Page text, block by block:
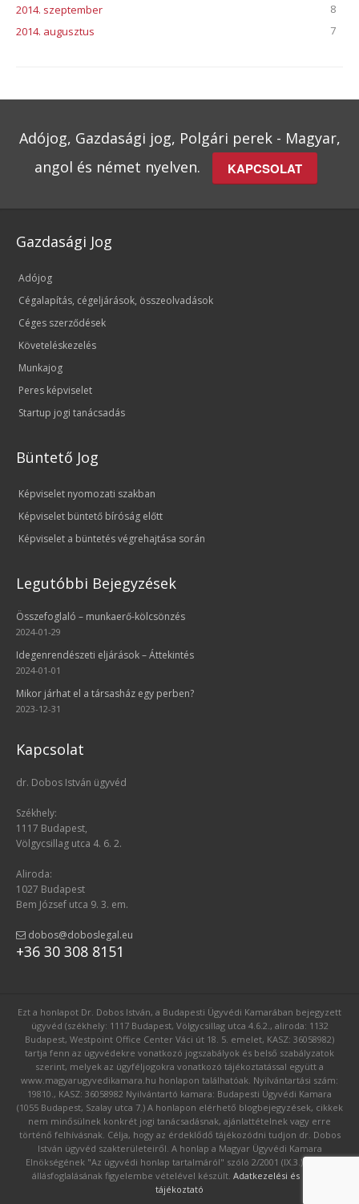
2014. szeptember
8
2014. augusztus
7
Adójog, Gazdasági jog, Polgári perek - Magyar,
angol és német nyelven.
KAPCSOLAT
Gazdasági Jog
Adójog
Cégalapítás, cégeljárások, összeolvadások
Céges szerződések
Követeléskezelés
Munkajog
Peres képviselet
Startup jogi tanácsadás
Büntető Jog
Képviselet nyomozati szakban
Képviselet büntető bíróság előtt
Képviselet a büntetés végrehajtása során
Legutóbbi Bejegyzések
Összefoglaló – munkaerő-kölcsönzés
2024-01-29
Idegenrendészeti eljárások – Áttekintés
2024-01-01
Mikor járhat el a társasház egy perben?
2023-12-31
Kapcsolat
dr. Dobos István ügyvéd
Székhely:
1117 Budapest,
Völgycsillag utca 4. 6. 2.
Aliroda:
1027 Budapest
Bem József utca 9. 3. em.
dobos@doboslegal.eu
+36 30 308 8151
Ezt a honlapot Dr. Dobos István, a Budapesti Ügyvédi Kamarában bejegyzett
ügyvéd (székhely: 1117 Budapest, Völgycsillag utca 4.6.2., aliroda: 1132
Budapest, Westpoint Office Center Váci út 18. 5. emelet, KASZ: 36058982)
tartja fenn az ügyvédekre vonatkozó jogszabályok és belső szabályzatok
szerint, melyek az ügyféljogokra vonatkozó tájékoztatással együtt a
www.magyarugyvedikamara.hu honlapon találhatóak. Nyilvántartási szám:
19810., KASZ: 36058982 Nyilvántartó kamara: Budapesti Ügyvédi Kamara
(1055 Budapest, Szalay utca 7.) A honlapon elérhető blogbejegyzések, cikkek
nem minősülnek konkrét jogi tanácsadásnak, ajánlattételnek vagy erre
történő felhívásnak. Célja, hogy az érdeklődő tájékozódni tudjon dr. Dobos
István ügyvéd szakterületeiről. A honlap a Magyar Ügyvédi Kamara
Elnökségének "Az ügyvédi honlap tartalmáról" szóló 2/2001 (IX.3.) számú
állásfoglalásának figyelembe vételével készült. Adatkezelési és GDPR
tájékoztató